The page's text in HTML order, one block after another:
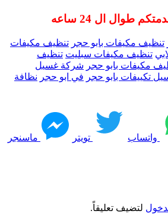
طوال ال 24 ساعه
تنظيف مكيفات بابو حجر تنظيف مكيفات
تنظيف مكيفات سبليت تنظيف
مكيفات بابو حجر شركة غسيل
تكييفات بابو حجر في ابو حجر نظافة
واتساب تويتر ماسنجر
لتضيف تعليقاً.